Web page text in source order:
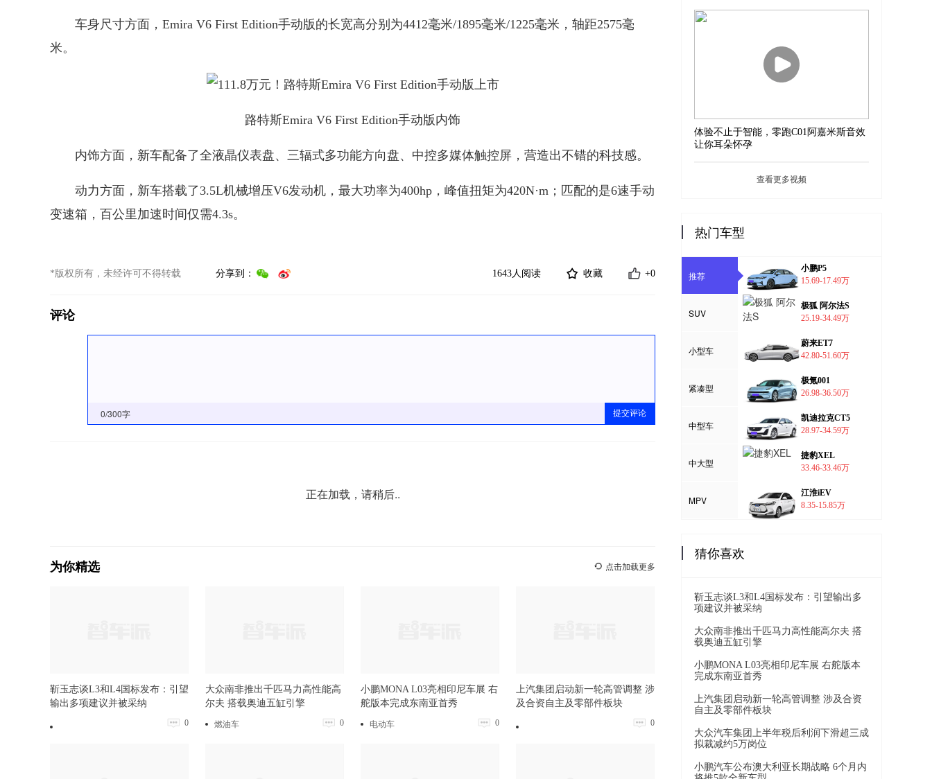
车身尺寸方面，Emira V6 First Edition手动版的长宽高分别为4412毫米/1895毫米/1225毫米，轴距2575毫
米。
路特斯Emira V6 First Edition手动版内饰
内饰方面，新车配备了全液晶仪表盘、三辐式多功能方向盘、中控多媒体触控屏，营造出不错的科技感。
动力方面，新车搭载了3.5L机械增压V6发动机，最大功率为400hp，峰值扭矩为420N·m；匹配的是6速手动
变速箱，百公里加速时间仅需4.3s。
*版权所有，未经许可不得转载 分享到： +0
收藏
1643人阅读
评论
0/300字 提交评论
正在加载，请稍后..
为你精选 点击加载更多
靳玉志谈L3和L4国标发布：引望
输出多项建议并被采纳
0
大众南非推出千匹马力高性能高
尔夫 搭载奥迪五缸引擎
燃油车 0
小鹏MONA L03亮相印尼车展 右
舵版本完成东南亚首秀
电动车 0
上汽集团启动新一轮高管调整 涉
及合资自主及零部件板块
0
体验不止于智能，零跑C01阿嘉米斯音效
让你耳朵怀孕
查看更多视频
热门车型
推荐
SUV
小型车
紧凑型
中型车
中大型
MPV
小鹏P5
15.69-17.49万
极狐 阿尔法S
25.19-34.49万
蔚来ET7
42.80-51.60万
极氪001
26.98-36.50万
凯迪拉克CT5
28.97-34.59万
捷豹XEL
33.46-33.46万
江淮iEV
8.35-15.85万
猜你喜欢
靳玉志谈L3和L4国标发布：引望输出多
项建议并被采纳
大众南非推出千匹马力高性能高尔夫 搭
载奥迪五缸引擎
小鹏MONA L03亮相印尼车展 右舵版本
完成东南亚首秀
上汽集团启动新一轮高管调整 涉及合资
自主及零部件板块
大众汽车集团上半年税后利润下滑超三成
拟裁减约5万岗位
小鹏汽车公布澳大利亚长期战略 6个月内